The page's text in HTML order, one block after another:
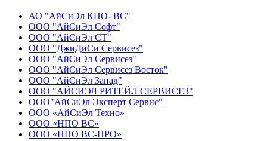
АО "АйСиЭл КПО- ВС"
ООО "АйСиЭл Софт"
ООО "АйСиЭл СТ"
ООО "ДжиДиСи Сервисез"
ООО "АйСиЭл Сервисез"
ООО "АйСиЭл Сервисез Восток"
ООО "АйСиЭл Запад"
ООО "АЙСИЭЛ РИТЕЙЛ СЕРВИСЕЗ"
ООО"АйСиЭл Эксперт Сервис"
ООО «АйСиЭл Техно»
ООО «НПО ВС»
ООО «НПО ВС-ПРО»